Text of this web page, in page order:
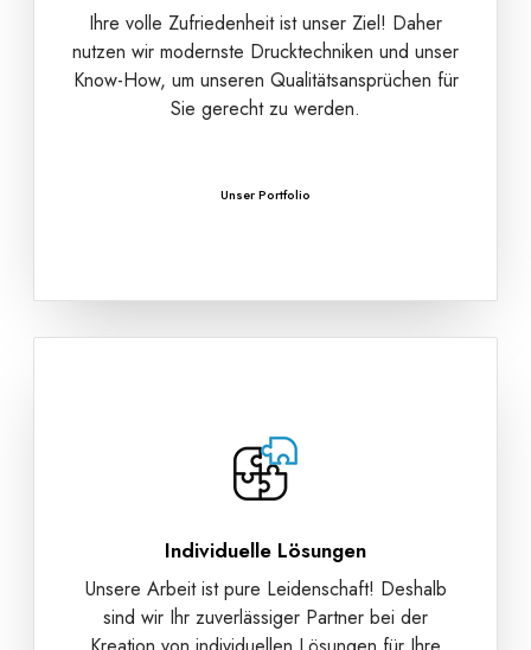
Ihre volle Zufriedenheit ist unser Ziel! Daher
nutzen wir modernste Drucktechniken und unser
Know-How, um unseren Qualitätsansprüchen für
Sie gerecht zu werden.
Unser Portfolio
Individuelle Lösungen
Unsere Arbeit ist pure Leidenschaft! Deshalb
sind wir Ihr zuverlässiger Partner bei der